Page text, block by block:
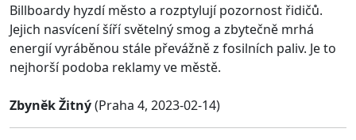
Billboardy hyzdí město a rozptylují pozornost řidičů.
Jejich nasvícení šíří světelný smog a zbytečně mrhá
energií vyráběnou stále převážně z fosilních paliv. Je to
nejhorší podoba reklamy ve městě.
Zbyněk Žitný(Praha 4, 2023-02-14)